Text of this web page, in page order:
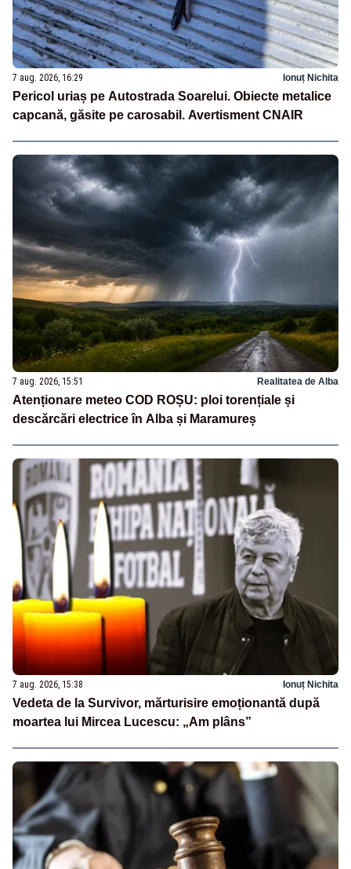
7 aug. 2026, 16:29 Ionuț Nichita
Pericol uriaș pe Autostrada Soarelui. Obiecte metalice
capcană, găsite pe carosabil. Avertisment CNAIR
7 aug. 2026, 15:51 Realitatea de Alba
Atenționare meteo COD ROȘU: ploi torențiale și
descărcări electrice în Alba și Maramureș
7 aug. 2026, 15:38 Ionuț Nichita
Vedeta de la Survivor, mărturisire emoționantă după
moartea lui Mircea Lucescu: „Am plâns”